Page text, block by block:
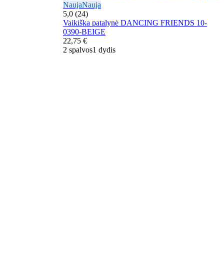
NaujaNauja
5,0 (24)
Vaikiška patalynė DANCING FRIENDS 10-
0390-BEIGE
22,75 €
2 spalvos1 dydis